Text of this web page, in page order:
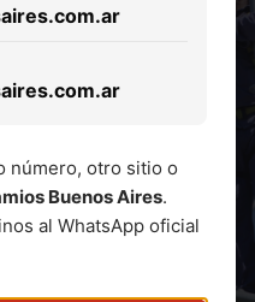
número, otro sitio o
Buenos Aires.
al WhatsApp oficial
para
obras civiles,
y alta